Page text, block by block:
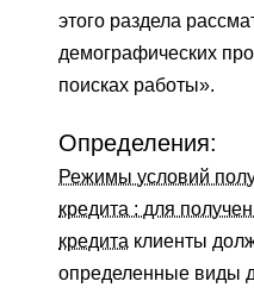
этого раздела
демографических
поисках работы».
Определения:
Режимы условий
кредита : для
кредита клиенты
определенные виды